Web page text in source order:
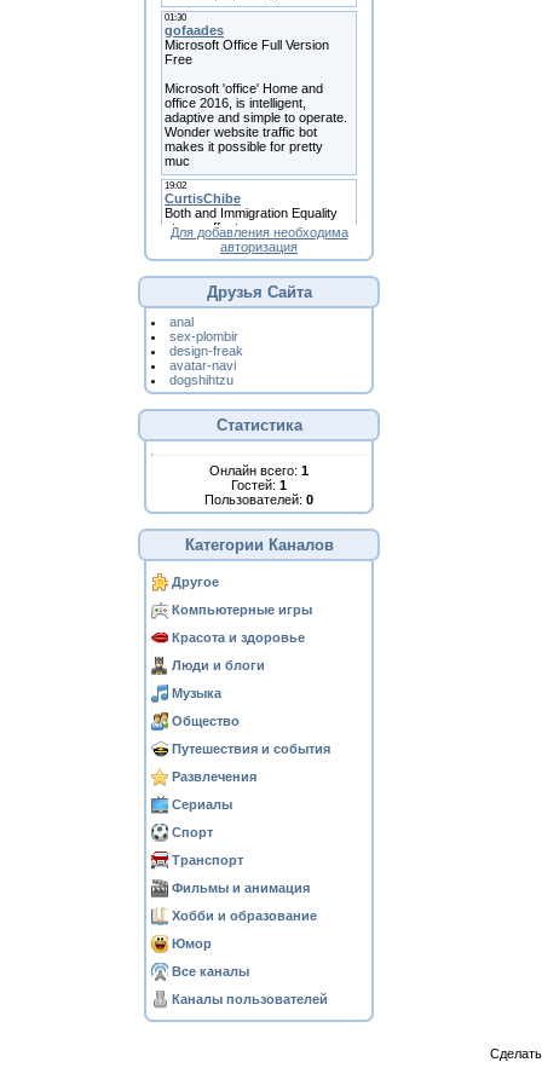
Для добавления необходима
авторизация
Друзья Сайта
anal
sex-plombir
design-freak
avatar-navi
dogshihtzu
Статистика
Онлайн всего: 1
Гостей: 1
Пользователей: 0
Категории Каналов
Другое
Компьютерные игры
Красота и здоровье
Люди и блоги
Музыка
Общество
Путешествия и события
Развлечения
Сериалы
Спорт
Транспорт
Фильмы и анимация
Хобби и образование
Юмор
Все каналы
Каналы пользователей